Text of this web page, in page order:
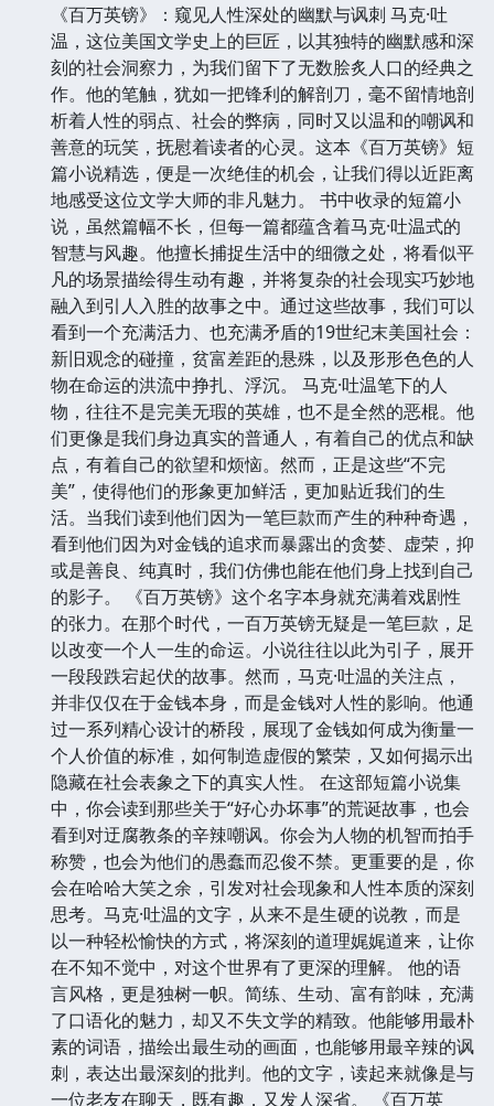
《百万英镑》：窥见人性深处的幽默与讽刺 马克·吐
温，这位美国文学史上的巨匠，以其独特的幽默感和深
刻的社会洞察力，为我们留下了无数脍炙人口的经典之
作。他的笔触，犹如一把锋利的解剖刀，毫不留情地剖
析着人性的弱点、社会的弊病，同时又以温和的嘲讽和
善意的玩笑，抚慰着读者的心灵。这本《百万英镑》短
篇小说精选，便是一次绝佳的机会，让我们得以近距离
地感受这位文学大师的非凡魅力。 书中收录的短篇小
说，虽然篇幅不长，但每一篇都蕴含着马克·吐温式的
智慧与风趣。他擅长捕捉生活中的细微之处，将看似平
凡的场景描绘得生动有趣，并将复杂的社会现实巧妙地
融入到引人入胜的故事之中。通过这些故事，我们可以
看到一个充满活力、也充满矛盾的19世纪末美国社会：
新旧观念的碰撞，贫富差距的悬殊，以及形形色色的人
物在命运的洪流中挣扎、浮沉。 马克·吐温笔下的人
物，往往不是完美无瑕的英雄，也不是全然的恶棍。他
们更像是我们身边真实的普通人，有着自己的优点和缺
点，有着自己的欲望和烦恼。然而，正是这些“不完
美”，使得他们的形象更加鲜活，更加贴近我们的生
活。当我们读到他们因为一笔巨款而产生的种种奇遇，
看到他们因为对金钱的追求而暴露出的贪婪、虚荣，抑
或是善良、纯真时，我们仿佛也能在他们身上找到自己
的影子。 《百万英镑》这个名字本身就充满着戏剧性
的张力。在那个时代，一百万英镑无疑是一笔巨款，足
以改变一个人一生的命运。小说往往以此为引子，展开
一段段跌宕起伏的故事。然而，马克·吐温的关注点，
并非仅仅在于金钱本身，而是金钱对人性的影响。他通
过一系列精心设计的桥段，展现了金钱如何成为衡量一
个人价值的标准，如何制造虚假的繁荣，又如何揭示出
隐藏在社会表象之下的真实人性。 在这部短篇小说集
中，你会读到那些关于“好心办坏事”的荒诞故事，也会
看到对迂腐教条的辛辣嘲讽。你会为人物的机智而拍手
称赞，也会为他们的愚蠢而忍俊不禁。更重要的是，你
会在哈哈大笑之余，引发对社会现象和人性本质的深刻
思考。马克·吐温的文字，从来不是生硬的说教，而是
以一种轻松愉快的方式，将深刻的道理娓娓道来，让你
在不知不觉中，对这个世界有了更深的理解。 他的语
言风格，更是独树一帜。简练、生动、富有韵味，充满
了口语化的魅力，却又不失文学的精致。他能够用最朴
素的词语，描绘出最生动的画面，也能够用最辛辣的讽
刺，表达出最深刻的批判。他的文字，读起来就像是与
一位老友在聊天，既有趣，又发人深省。 《百万英